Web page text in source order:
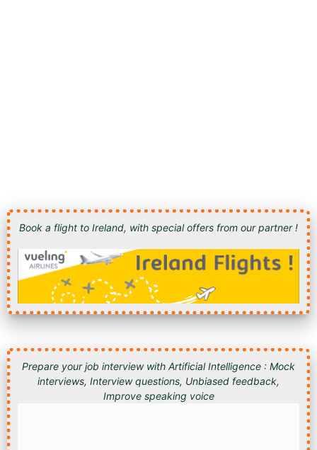
Book a flight to Ireland, with special offers from our partner !
Prepare your job interview with Artificial Intelligence : Mock
interviews, Interview questions, Unbiased feedback,
Improve speaking voice